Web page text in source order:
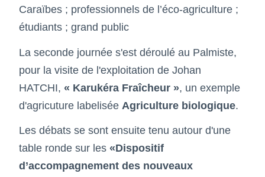
Caraïbes ; professionnels de l’éco-agriculture ;
étudiants ; grand public
La seconde journée s'est déroulé au Palmiste,
pour la visite de l'exploitationde Johan
HATCHI, « Karukéra Fraîcheur », un exemple
d'agricuture labelisée Agriculture biologique.
Les débats se sont ensuite tenu autour d'une
table ronde sur les«Dispositif
d’accompagnement des nouveaux